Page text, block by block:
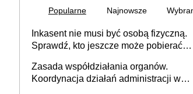
Popularne Najnowsze
Inkasent nie musi być osobą fizyczną.
Sprawdź, kto jeszcze może pobierać
Zasada współdziałania organów.
Koordynacja działań administracji w